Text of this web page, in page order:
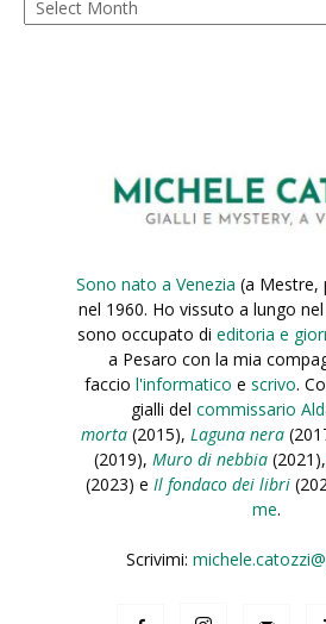
Sono nato a Venezia (a Mestre,
nel 1960. Ho vissuto a lungo
sono occupato di editoria e
a Pesaro con la mia
faccio l'informatico e scrivo.
gialli delcommissario
morta(2015), Laguna nera
(2019),Muro di nebbia (2021),
(2023) e Il fondaco dei libri
me.
Scrivimi: